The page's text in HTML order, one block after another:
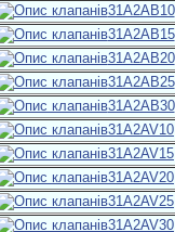
31A2AB10
31A2AB15
31A2AB20
31A2AB25
31A2AB30
31A2AV10
31A2AV15
31A2AV20
31A2AV25
31A2AV30